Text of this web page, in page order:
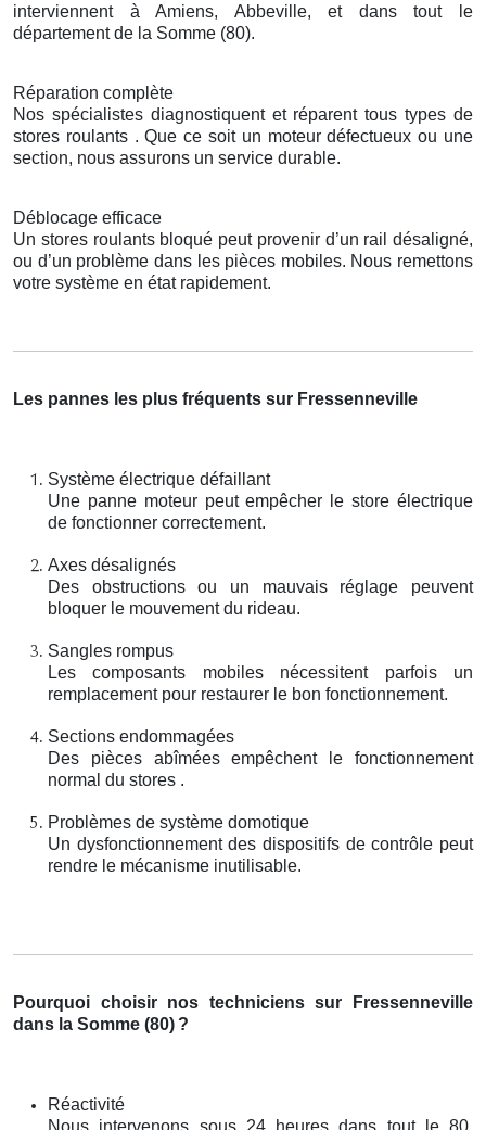
interviennent à Amiens, Abbeville, et dans tout le
département de la Somme (80).
Réparation complète
Nos spécialistes diagnostiquent et réparent tous types de
stores roulants . Que ce soit un moteur défectueux ou une
section, nous assurons un service durable.
Déblocage efficace
Un stores roulants bloqué peut provenir d’un rail désaligné,
ou d’un problème dans les pièces mobiles. Nous remettons
votre système en état rapidement.
Les pannes les plus fréquents sur Fressenneville
Système électrique défaillant
Une panne moteur peut empêcher le store électrique
de fonctionner correctement.
Axes désalignés
Des obstructions ou un mauvais réglage peuvent
bloquer le mouvement du rideau.
Sangles rompus
Les composants mobiles nécessitent parfois un
remplacement pour restaurer le bon fonctionnement.
Sections endommagées
Des pièces abîmées empêchent le fonctionnement
normal du stores .
Problèmes de système domotique
Un dysfonctionnement des dispositifs de contrôle peut
rendre le mécanisme inutilisable.
Pourquoi choisir nos techniciens sur Fressenneville
dans la Somme (80) ?
Réactivité
Nous intervenons sous 24 heures dans tout le 80,